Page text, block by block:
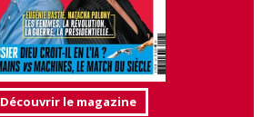
Découvrir le magazine